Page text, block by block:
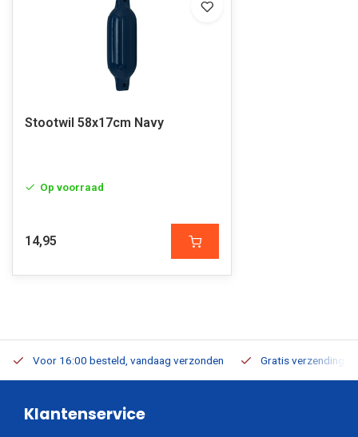
Stootwil 58x17cm Navy
Op voorraad
14,95
Voor 16:00 besteld, vandaag verzonden Gratis verzending
Klantenservice